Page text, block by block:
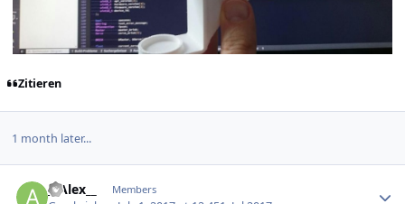
Zitieren
1 month later...
__Alex__ Members